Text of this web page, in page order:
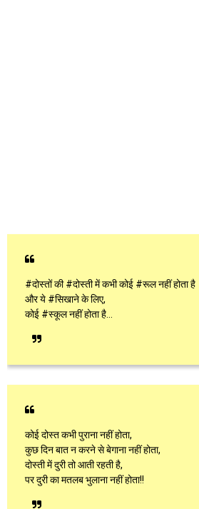
#दोस्तों की #दोस्ती में कभी कोई #रूल नहीं होता है
और ये #सिखाने के लिए,
कोई #स्कूल नहीं होता है…
कोई दोस्त कभी पुराना नहीं होता,
कुछ दिन बात न‌ करने से बेगाना नहीं होता,
दोस्ती में दुरी तो आती रहती है,
पर दुरी का मतलब भुलाना नहीं होता!!